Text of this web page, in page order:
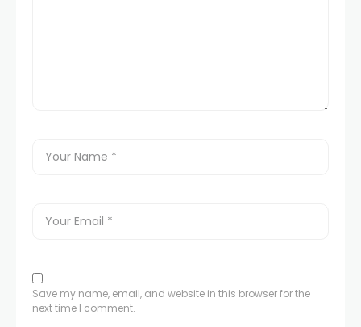
Save my name, email, and website in this browser for the
next time I comment.